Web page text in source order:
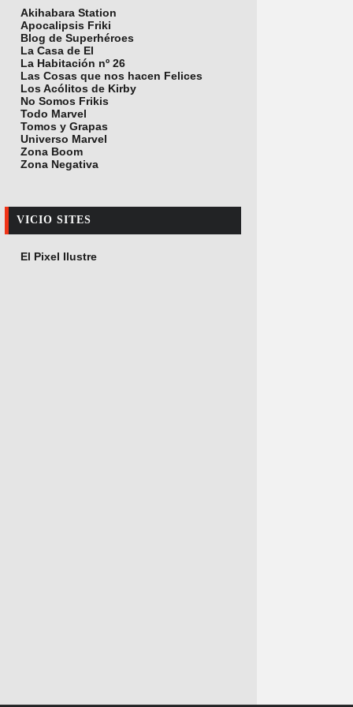
Akihabara Station
Apocalipsis Friki
Blog de Superhéroes
La Casa de El
La Habitación nº 26
Las Cosas que nos hacen Felices
Los Acólitos de Kirby
No Somos Frikis
Todo Marvel
Tomos y Grapas
Universo Marvel
Zona Boom
Zona Negativa
VICIO SITES
El Pixel Ilustre